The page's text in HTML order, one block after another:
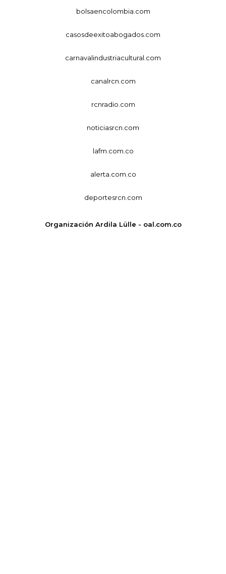
bolsaencolombia.com
casosdeexitoabogados.com
carnavalindustriacultural.com
canalrcn.com
rcnradio.com
noticiasrcn.com
lafm.com.co
alerta.com.co
deportesrcn.com
Organización Ardila Lülle - oal.com.co